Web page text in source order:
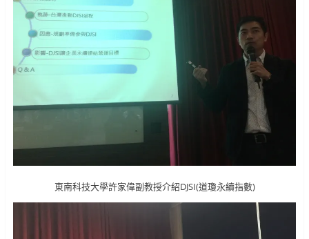
東南科技大學許家偉副教授介紹DJSI(道瓊永續指數)